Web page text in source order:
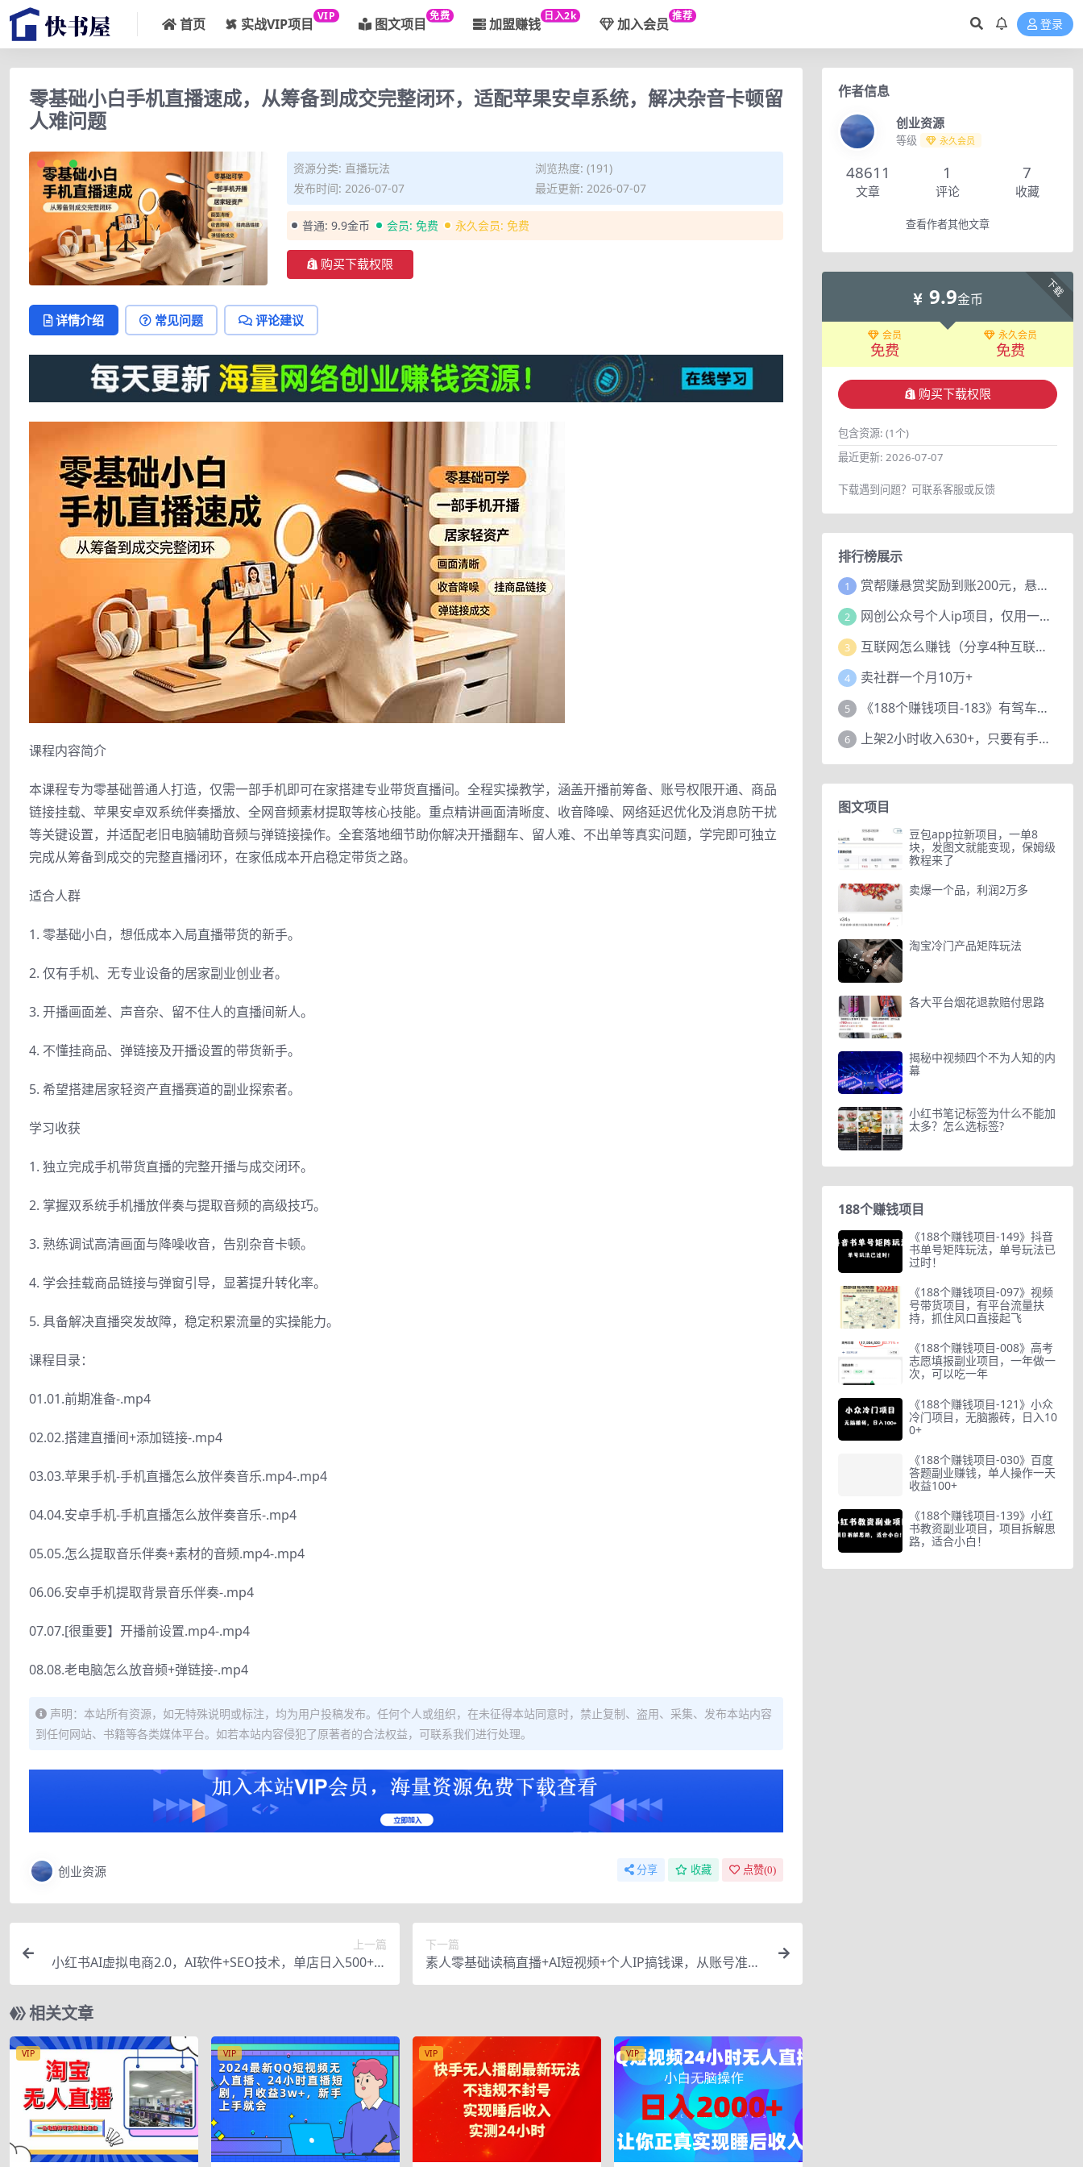
首页 实战VIP项目 VIP 图文项目 免费 加盟赚钱 日入2k 加入会员 推荐
登录
零基础小白手机直播速成，从筹备到成交完整闭环，适配苹果安卓系统，解决杂音卡顿留
人难问题
资源分类: 直播玩法
浏览热度: (191)
发布时间: 2026-07-07
最近更新: 2026-07-07
普通: 9.9金币 会员: 免费 永久会员: 免费
购买下载权限
详情介绍 常见问题 评论建议
课程内容简介
本课程专为零基础普通人打造，仅需一部手机即可在家搭建专业带货直播间。全程实操教学，涵盖开播前筹备、账号权限开通、商品
链接挂载、苹果安卓双系统伴奏播放、全网音频素材提取等核心技能。重点精讲画面清晰度、收音降噪、网络延迟优化及消息防干扰
等关键设置，并适配老旧电脑辅助音频与弹链接操作。全套落地细节助你解决开播翻车、留人难、不出单等真实问题，学完即可独立
完成从筹备到成交的完整直播闭环，在家低成本开启稳定带货之路。
适合人群
1. 零基础小白，想低成本入局直播带货的新手。
2. 仅有手机、无专业设备的居家副业创业者。
3. 开播画面差、声音杂、留不住人的直播间新人。
4. 不懂挂商品、弹链接及开播设置的带货新手。
5. 希望搭建居家轻资产直播赛道的副业探索者。
学习收获
1. 独立完成手机带货直播的完整开播与成交闭环。
2. 掌握双系统手机播放伴奏与提取音频的高级技巧。
3. 熟练调试高清画面与降噪收音，告别杂音卡顿。
4. 学会挂载商品链接与弹窗引导，显著提升转化率。
5. 具备解决直播突发故障，稳定积累流量的实操能力。
课程目录：
01.01.前期准备-.mp4
02.02.搭建直播间+添加链接-.mp4
03.03.苹果手机-手机直播怎么放伴奏音乐.mp4-.mp4
04.04.安卓手机-手机直播怎么放伴奏音乐-.mp4
05.05.怎么提取音乐伴奏+素材的音频.mp4-.mp4
06.06.安卓手机提取背景音乐伴奏-.mp4
07.07.[很重要】开播前设置.mp4-.mp4
08.08.老电脑怎么放音频+弹链接-.mp4
声明：本站所有资源，如无特殊说明或标注，均为用户投稿发布。任何个人或组织，在未征得本站同意时，禁止复制、盗用、采集、发布本站内容
到任何网站、书籍等各类媒体平台。如若本站内容侵犯了原著者的合法权益，可联系我们进行处理。
创业资源 分享 收藏 点赞(0)
上一篇
小红书AI虚拟电商2.0，AI软件+SEO技术，单店日入500+，
可多店铺矩阵放大
下一篇
素人零基础读稿直播+AI短视频+个人IP搞钱课，从账号准
备、涨粉制作到开播成交全流程实操教学
相关文章
VIP VIP VIP VIP
作者信息
创业资源
等级 永久会员
48611
文章
1
评论
7
收藏
查看作者其他文章
下载
9.9金币
会员
免费
永久会员
免费
购买下载权限
包含资源: (1个)
最近更新: 2026-07-07
下载遇到问题？可联系客服或反馈
排行榜展示
1 赏帮赚悬赏奖励到账200元，悬赏任务多劳多得，人人可做。
2 网创公众号个人ip项目，仅用一篇文章做到全网引流！
3 互联网怎么赚钱（分享4种互联网赚钱模式）
4 卖社群一个月10万+
5 《188个赚钱项目-183》有驾车评项目，动动小手，复制粘贴赚44元！
6 上架2小时收入630+，只要有手就能做的AI搞钱项目，奶奶看完都能学会!
图文项目
豆包app拉新项目，一单8
块，发图文就能变现，保姆级
教程来了
卖爆一个品，利润2万多
淘宝冷门产品矩阵玩法
各大平台烟花退款赔付思路
揭秘中视频四个不为人知的内
幕
小红书笔记标签为什么不能加
太多？怎么选标签?
188个赚钱项目
《188个赚钱项目-149》抖音
书单号矩阵玩法，单号玩法已
过时！
《188个赚钱项目-097》视频
号带货项目，有平台流量扶
持，抓住风口直接起飞
《188个赚钱项目-008》高考
志愿填报副业项目，一年做一
次，可以吃一年
《188个赚钱项目-121》小众
冷门项目，无脑搬砖，日入10
0+
《188个赚钱项目-030》百度
答题副业赚钱，单人操作一天
收益100+
《188个赚钱项目-139》小红
书教资副业项目，项目拆解思
路，适合小白！